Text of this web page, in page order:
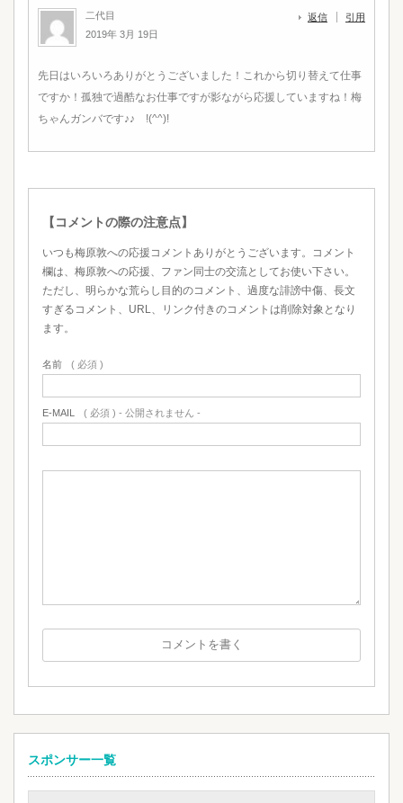
二代目
2019年 3月 19日
返信 引用
先日はいろいろありがとうございました！これから切り替えて仕事
ですか！孤独で過酷なお仕事ですが影ながら応援していますね！梅
ちゃんガンバです♪♪ !(^^)!
【コメントの際の注意点】
いつも梅原敦への応援コメントありがとうございます。コメント
欄は、梅原敦への応援、ファン同士の交流としてお使い下さい。
ただし、明らかな荒らし目的のコメント、過度な誹謗中傷、長文
すぎるコメント、URL、リンク付きのコメントは削除対象となり
ます。
名前 ( 必須 )
E-MAIL ( 必須 ) - 公開されません -
スポンサー一覧